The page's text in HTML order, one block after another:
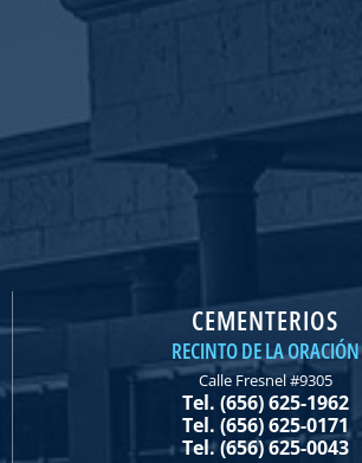
CEMENTERIOS
RECINTO DE LA ORACIÓN
Calle Fresnel #9305
Tel. (656) 625-1962
Tel. (656) 625-0171
Tel. (656) 625-0043